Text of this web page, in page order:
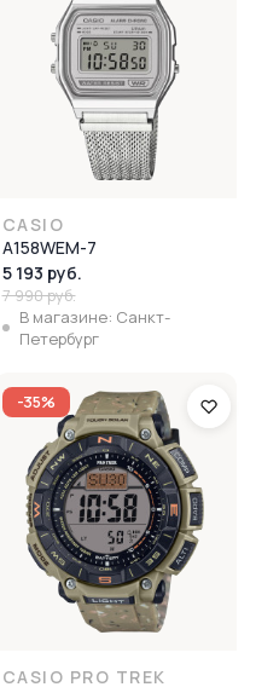
CASIO
A158WEM-7
5 193 руб.
7 990 руб.
В магазине: Санкт-
Петербург
-35%
CASIO PRO TREK